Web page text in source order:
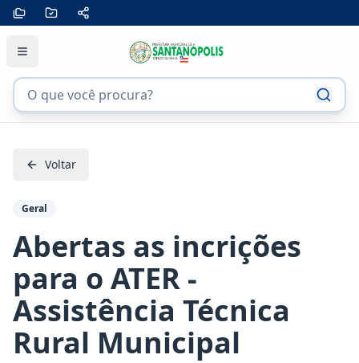
Voltar
Geral
Abertas as incrições
para o ATER -
Assistência Técnica
Rural Municipal